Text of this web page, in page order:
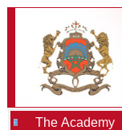
The Academy